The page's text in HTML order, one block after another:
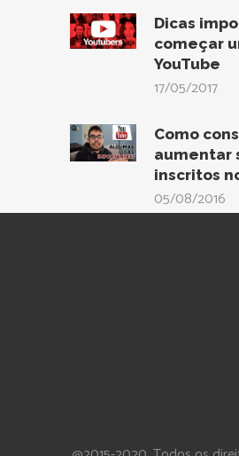
Dicas
começar
YouTube
17/05/2017
Como
aumentar
inscritos
05/08/2016